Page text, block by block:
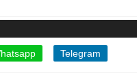
Telegram